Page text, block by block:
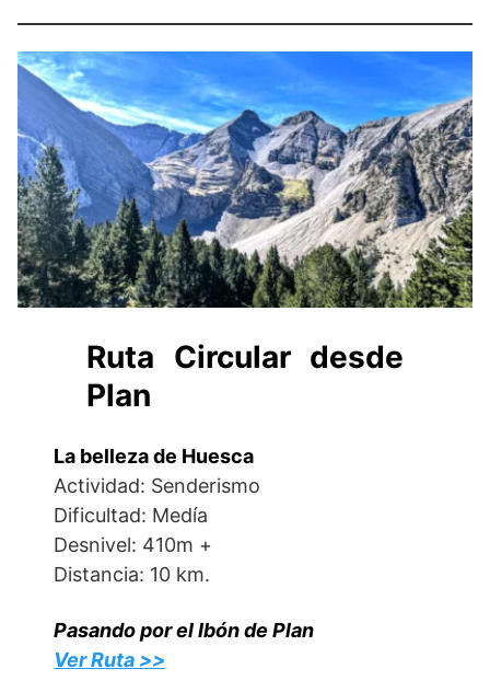
Ruta Circular desde
Plan
La belleza de Huesca
Actividad: Senderismo
Dificultad: Medía
Desnivel: 410m +
Distancia: 10 km.
Pasando por el Ibón de Plan
Ver Ruta >>